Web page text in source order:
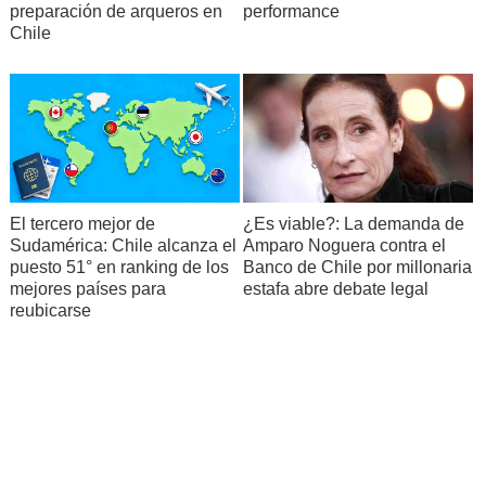
preparación de arqueros en
Chile
performance
El tercero mejor de
Sudamérica: Chile alcanza el
puesto 51° en ranking de los
mejores países para
reubicarse
¿Es viable?: La demanda de
Amparo Noguera contra el
Banco de Chile por millonaria
estafa abre debate legal